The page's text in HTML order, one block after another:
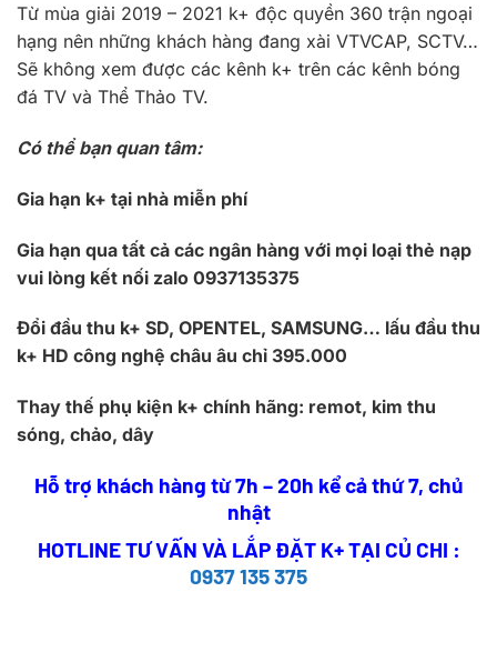
Từ mùa giải 2019 – 2021 k+ độc quyền 360 trận ngoại
hạng nên những khách hàng đang xài VTVCAP, SCTV…
Sẽ không xem được các kênh k+ trên các kênh bóng
đá TV và Thể Thảo TV.
Có thể bạn quan tâm:
Gia hạn k+ tại nhà miễn phí
Gia hạn qua tất cả các ngân hàng với mọi loại thẻ nạp
vui lòng kết nối zalo 0937135375
Đổi đầu thu k+ SD, OPENTEL, SAMSUNG… lấu đầu thu
k+ HD công nghệ châu âu chỉ 395.000
Thay thế phụ kiện k+ chính hãng: remot, kim thu
sóng, chảo, dây
Hỗ trợ khách hàng từ 7h – 20h kể cả thứ 7, chủ
nhật
HOTLINE TƯ VẤN VÀ LẮP ĐẶT K+ TẠI CỦ CHI :
0937 135 375